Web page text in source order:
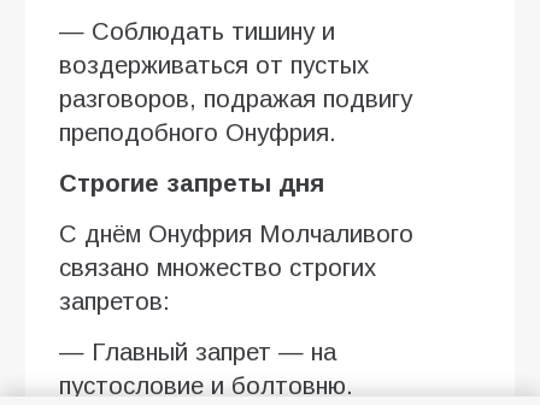
— Соблюдать тишину и
воздерживаться от пустых
разговоров, подражая подвигу
преподобного Онуфрия.
Строгие запреты дня
С днём Онуфрия Молчаливого
связано множество строгих
запретов:
— Главный запрет — на
пустословие и болтовню.